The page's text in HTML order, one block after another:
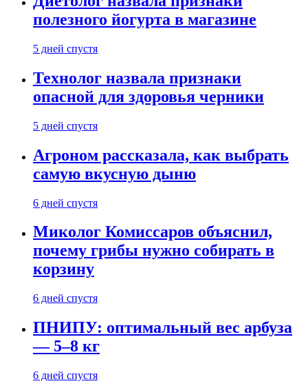
полезного йогурта в магазине
5 дней спустя
Технолог назвала признаки
опасной для здоровья черники
5 дней спустя
Агроном рассказала, как выбрать
самую вкусную дыню
6 дней спустя
Миколог Комиссаров объяснил,
почему грибы нужно собирать в
корзину
6 дней спустя
ПНИПУ: оптимальный вес арбуза
— 5–8 кг
6 дней спустя